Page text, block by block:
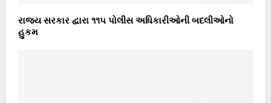
રાજ્ય સરકાર દ્વારા ૧૧૫ પોલીસ અધિકારીઓની બદલીઓનો
હુકમ